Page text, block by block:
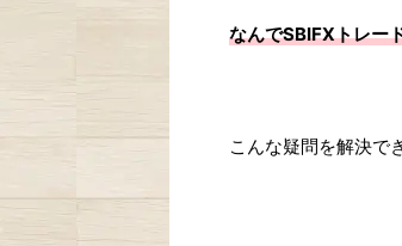
なんでSBIFXトレー
こんな疑問を解決で